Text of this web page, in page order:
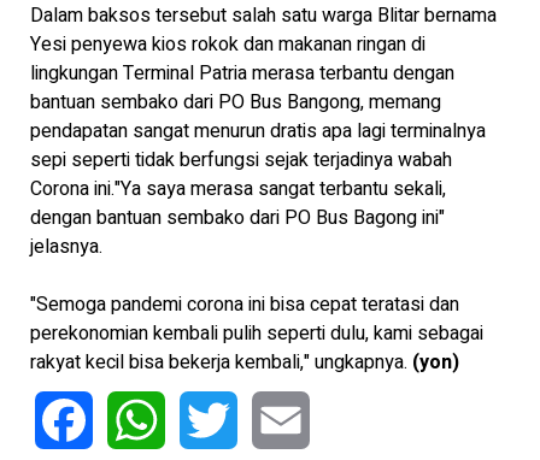
Dalam baksos tersebut salah satu warga Blitar bernama
Yesi penyewa kios rokok dan makanan ringan di
lingkungan Terminal Patria merasa terbantu dengan
bantuan sembako dari PO Bus Bangong, memang
pendapatan sangat menurun dratis apa lagi terminalnya
sepi seperti tidak berfungsi sejak terjadinya wabah
Corona ini."Ya saya merasa sangat terbantu sekali,
dengan bantuan sembako dari PO Bus Bagong ini"
jelasnya.
"Semoga pandemi corona ini bisa cepat teratasi dan
perekonomian kembali pulih seperti dulu, kami sebagai
rakyat kecil bisa bekerja kembali," ungkapnya. (yon)